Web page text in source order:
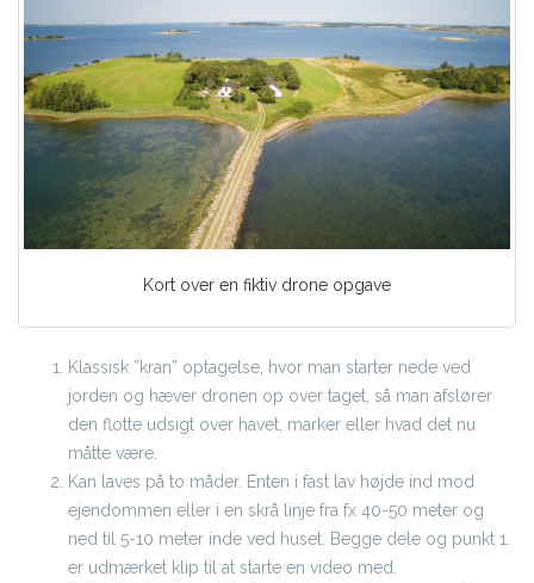
Kort over en fiktiv drone opgave
Klassisk ”kran” optagelse, hvor man starter nede ved
jorden og hæver dronen op over taget, så man afslører
den flotte udsigt over havet, marker eller hvad det nu
måtte være.
Kan laves på to måder. Enten i fast lav højde ind mod
ejendommen eller i en skrå linje fra fx 40-50 meter og
ned til 5-10 meter inde ved huset. Begge dele og punkt 1.
er udmærket klip til at starte en video med.